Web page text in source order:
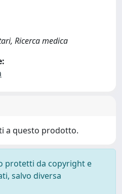
Ricerca medica
a questo prodotto.
protetti da copyright e
salvo diversa